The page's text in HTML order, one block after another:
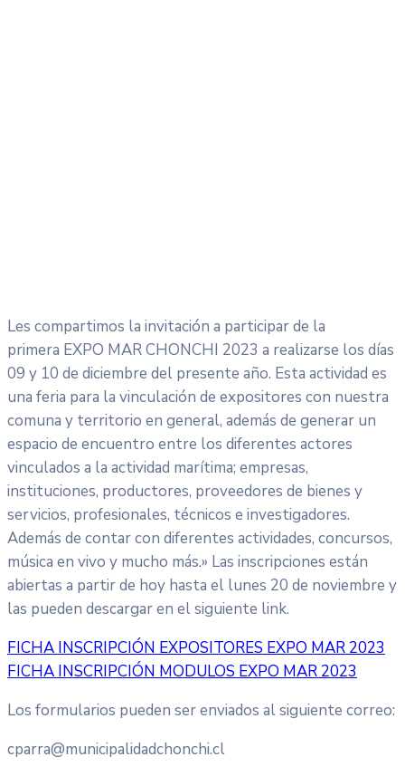
Les compartimos la invitación a participar de la
primera EXPO MAR CHONCHI 2023 a realizarse los días
09 y 10 de diciembre del presente año. Esta actividad es
una feria para la vinculación de expositores con nuestra
comuna y territorio en general, además de generar un
espacio de encuentro entre los diferentes actores
vinculados a la actividad marítima; empresas,
instituciones, productores, proveedores de bienes y
servicios, profesionales, técnicos e investigadores.
Además de contar con diferentes actividades, concursos,
música en vivo y mucho más.» Las inscripciones están
abiertas a partir de hoy hasta el lunes 20 de noviembre y
las pueden descargar en el siguiente link.
FICHA INSCRIPCIÓN EXPOSITORES EXPO MAR 2023
FICHA INSCRIPCIÓN MODULOS EXPO MAR 2023
Los formularios pueden ser enviados al siguiente correo:
cparra@municipalidadchonchi.cl